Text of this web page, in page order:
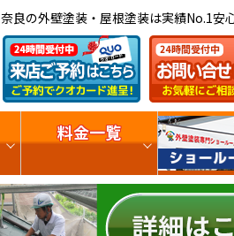
奈良の外壁塗装・屋根塗装は実績No.1安
料金一覧